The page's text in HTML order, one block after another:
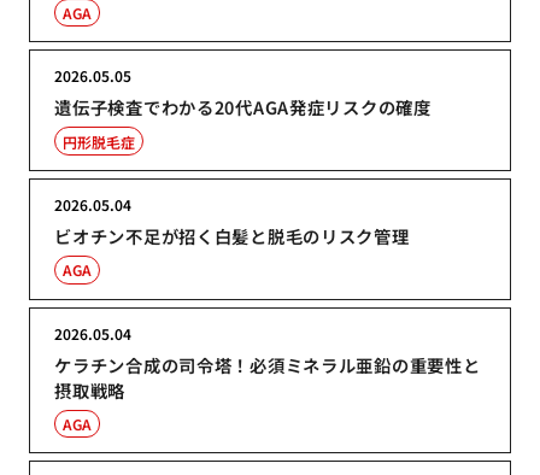
AGA
遺伝子検査でわかる20代AGA発症リスクの確度
2026.05.05
円形脱毛症
ビオチン不足が招く白髪と脱毛のリスク管理
2026.05.04
AGA
ケラチン合成の司令塔！必須ミネラル亜鉛の重要性と
摂取戦略
2026.05.04
AGA